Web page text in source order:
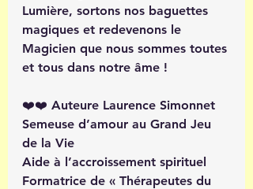
Lumière, sortons nos baguettes
magiques et redevenons le
Magicien que nous sommes toutes
et tous dans notre âme !
❤️❤️ Auteure Laurence Simonnet
Semeuse d’amour au Grand Jeu
de la Vie
Aide à l’accroissement spirituel
Formatrice de « Thérapeutes du